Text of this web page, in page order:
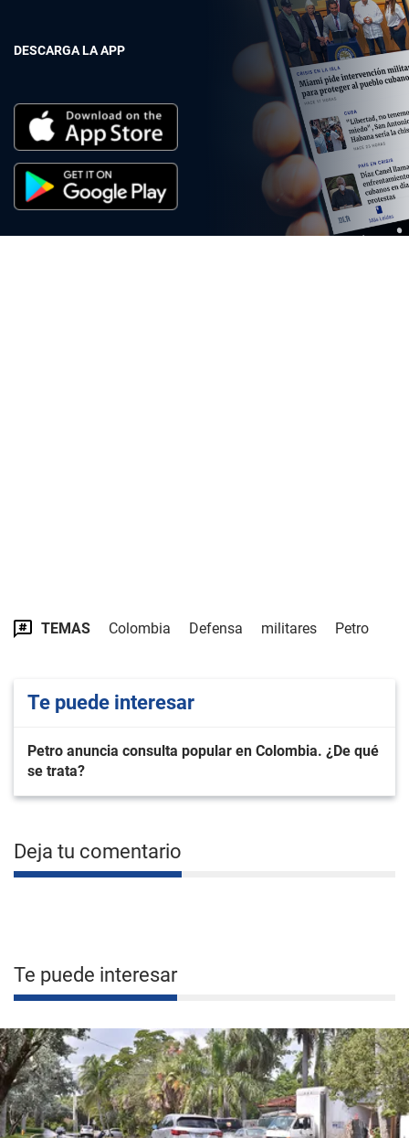
DESCARGA LA APP
TEMAS Colombia Defensa militares Petro
Te puede interesar
Petro anuncia consulta popular en Colombia. ¿De qué
se trata?
Deja tu comentario
Te puede interesar